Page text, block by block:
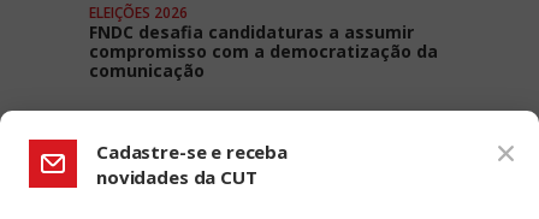
ELEIÇÕES 2026
FNDC desafia candidaturas a assumir
compromisso com a democratização da
comunicação
Cadastre-se e receba
novidades da CUT